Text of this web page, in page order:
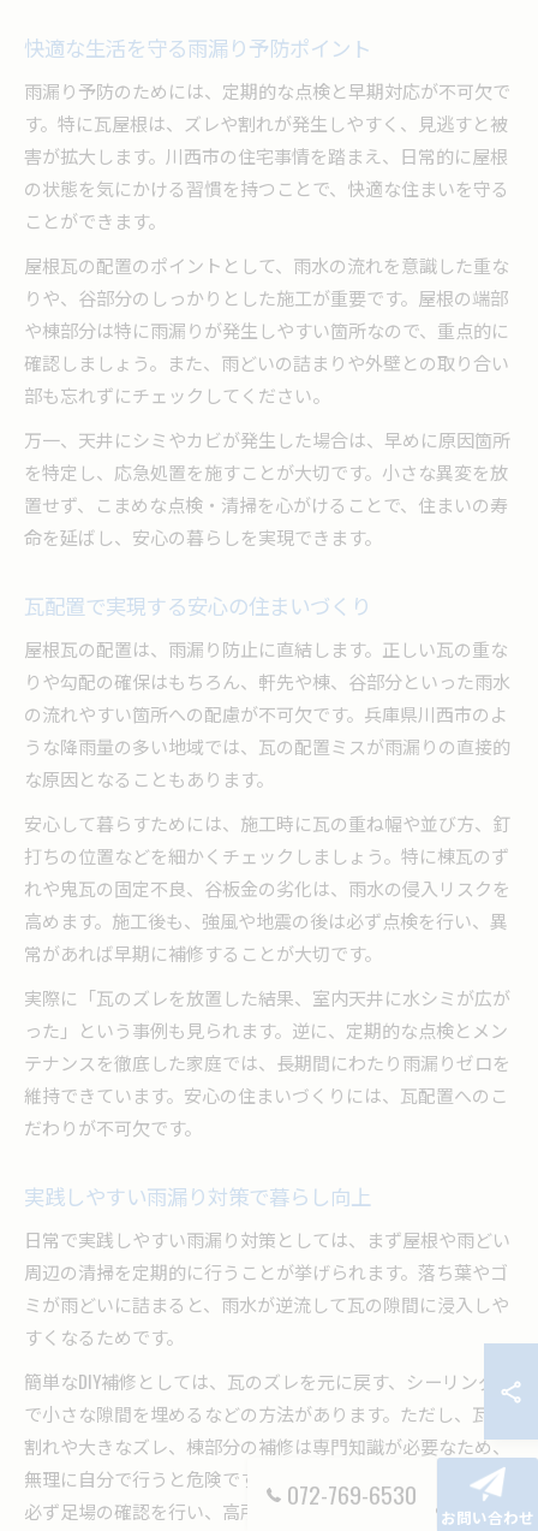
快適な生活を守る雨漏り予防ポイント
雨漏り予防のためには、定期的な点検と早期対応が不可欠で
す。特に瓦屋根は、ズレや割れが発生しやすく、見逃すと被
害が拡大します。川西市の住宅事情を踏まえ、日常的に屋根
の状態を気にかける習慣を持つことで、快適な住まいを守る
ことができます。
屋根瓦の配置のポイントとして、雨水の流れを意識した重な
りや、谷部分のしっかりとした施工が重要です。屋根の端部
や棟部分は特に雨漏りが発生しやすい箇所なので、重点的に
確認しましょう。また、雨どいの詰まりや外壁との取り合い
部も忘れずにチェックしてください。
万一、天井にシミやカビが発生した場合は、早めに原因箇所
を特定し、応急処置を施すことが大切です。小さな異変を放
置せず、こまめな点検・清掃を心がけることで、住まいの寿
命を延ばし、安心の暮らしを実現できます。
瓦配置で実現する安心の住まいづくり
屋根瓦の配置は、雨漏り防止に直結します。正しい瓦の重な
りや勾配の確保はもちろん、軒先や棟、谷部分といった雨水
の流れやすい箇所への配慮が不可欠です。兵庫県川西市のよ
うな降雨量の多い地域では、瓦の配置ミスが雨漏りの直接的
な原因となることもあります。
安心して暮らすためには、施工時に瓦の重ね幅や並び方、釘
打ちの位置などを細かくチェックしましょう。特に棟瓦のず
れや鬼瓦の固定不良、谷板金の劣化は、雨水の侵入リスクを
高めます。施工後も、強風や地震の後は必ず点検を行い、異
常があれば早期に補修することが大切です。
実際に「瓦のズレを放置した結果、室内天井に水シミが広が
った」という事例も見られます。逆に、定期的な点検とメン
テナンスを徹底した家庭では、長期間にわたり雨漏りゼロを
維持できています。安心の住まいづくりには、瓦配置へのこ
だわりが不可欠です。
実践しやすい雨漏り対策で暮らし向上
日常で実践しやすい雨漏り対策としては、まず屋根や雨どい
周辺の清掃を定期的に行うことが挙げられます。落ち葉やゴ
ミが雨どいに詰まると、雨水が逆流して瓦の隙間に浸入しや
すくなるためです。
簡単なDIY補修としては、瓦のズレを元に戻す、シーリング材
で小さな隙間を埋めるなどの方法があります。ただし、瓦の
割れや大きなズレ、棟部分の補修は専門知識が必要なため、
無理に自分で行うと危険です。安全のためにも、作業前には
必ず足場の確認を行い、高所作業時はヘルメットや安全帯を
072-769-6530
お問い合わせ